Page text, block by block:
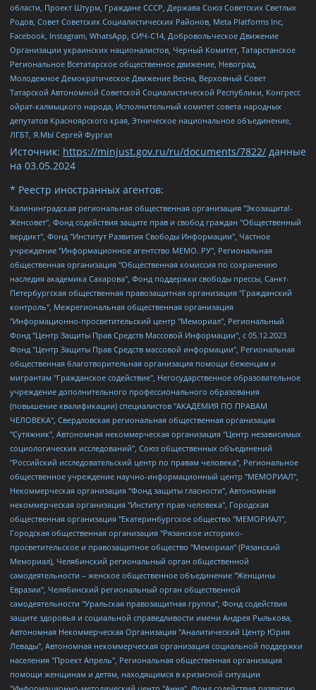
области, Проект Штурм, Граждане СССР, Держава Союз Советских Светлых
Родов, Совет Советских Социалистических Районов, Meta Platforms Inc,
Facebook, Instagram, WhatsApp, СИЧ-С14, Добровольческое Движение
Организации украинских националистов, Черный Комитет, Татарстанское
Региональное Всетатарское общественное движение, Невоград,
Молодежное Демократическое Движение Весна, Верховный Совет
Татарской Автономной Советской Социалистической Республики, Конгресс
ойрат-калмыцкого народа, Исполнительный комитет совета народных
депутатов Красноярского края, Этническое национальное объединение,
ЛГБТ, Я.МЫ Сергей Фургал
Источник: https://minjust.gov.ru/ru/documents/7822/ данные
на 03.05.2024
* Реестр иностранных агентов:
Калининградская региональная общественная организация "Экозащита!-Женсовет", Фонд содействия защите прав и свобод граждан "Общественный вердикт", Фонд "Институт Развития Свободы Информации", Частное учреждение "Информационное агентство МЕМО. РУ", Региональная общественная организация "Общественная комиссия по сохранению наследия академика Сахарова", Фонд поддержки свободы прессы, Санкт-Петербургская общественная правозащитная организация "Гражданский контроль", Межрегиональная общественная организация "Информационно-просветительский центр "Мемориал", Региональный Фонд "Центр Защиты Прав Средств Массовой Информации", с 05.12.2023 Фонд "Центр Защиты Прав Средств массовой информации", Региональная общественная благотворительная организация помощи беженцам и мигрантам "Гражданское содействие", Негосударственное образовательное учреждение дополнительного профессионального образования (повышение квалификации) специалистов "АКАДЕМИЯ ПО ПРАВАМ ЧЕЛОВЕКА", Свердловская региональная общественная организация "Сутяжник", Автономная некоммерческая организация "Центр независимых социологических исследований", Союз общественных объединений "Российский исследовательский центр по правам человека", Региональное общественное учреждение научно-информационный центр "МЕМОРИАЛ", Некоммерческая организация "Фонд защиты гласности", Автономная некоммерческая организация "Институт прав человека", Городская общественная организация "Екатеринбургское общество "МЕМОРИАЛ", Городская общественная организация "Рязанское историко-просветительское и правозащитное общество "Мемориал" (Рязанский Мемориал), Челябинский региональный орган общественной самодеятельности – женское общественное объединение "Женщины Евразии", Челябинский региональный орган общественной самодеятельности "Уральская правозащитная группа", Фонд содействия защите здоровья и социальной справедливости имени Андрея Рылькова, Автономная Некоммерческая Организация "Аналитический Центр Юрия Левады", Автономная некоммерческая организация социальной поддержки населения "Проект Апрель", Региональная общественная организация помощи женщинам и детям, находящимся в кризисной ситуации "Информационно-методический центр "Анна", Фонд содействия развитию массовых коммуникаций и правовому просвещению "Так-так-Так", Фонд содействия устойчивому развитию "Серебряная тайга", Свердловский региональный общественный фонд социальных проектов "Новое время", "Idel.Реалии", Кавказ.Реалии, Крым.Реалии, Телеканал Настоящее Время, Татаро-башкирская служба Радио Свобода (Azatliq Radiosi), Радио Свободная Европа/Радио Свобода (PCE/PC), "Сибирь.Реалии", "Фактограф", Благотворительный фонд помощи осужденным и их семьям, Автономная некоммерческая организация "Институт глобализации и социальных движений", Фонд "В защиту прав заключенных", Частное учреждение "Центр поддержки и содействия развитию средств массовой информации", Пензенский региональный общественный благотворительный фонд "Гражданский союз", "Север.Реалии", Некоммерческая организация Фонд "Правовая инициатива", Общество с ограниченной ответственностью "Радио Свободная Европа/Радио Свобода", Чешское информационное агентство "MEDIUM-ORIENT", Красноярская региональная общественная организация "Мы против СПИДа", Камалягин Денис Николаевич, Маркелов Сергей Евгеньевич, Пономарев Лев Александрович, Савицкая Людмила Алексеевна, Автономная некоммерческая организация "Центр по работе с проблемой насилия "НАСИЛИЮ.НЕТ", Межрегиональный профессиональный союз работников здравоохранения "Альянс врачей", Юридическое лицо, зарегистрированное в Латвийской Республике, SIA "Medusa Project" (регистрационный номер 40103797863, дата регистрации 10.06.2014), Некоммерческая организация "Фонд по борьбе с коррупцией", Автономная некоммерческая организация "Институт права и публичной политики", Баданин Роман Сергеевич, Гликин Максим Александрович, Железнова Мария Михайловна, Лукьянова Юлия Сергеевна, Маетная Елизавета Витальевна, Маняхин Петр Борисович, Чуракова Ольга Владимировна, Ярош Юлия Петровна, Юридическое лицо "The Insider SIA", зарегистрированное в Риге, Латвийская Республика (дата регистрации 26.06.2015), являющееся администратором доменного имени интернет-издания "The Insider SIA", https://theins.ru, Постернак Алексей Евгеньевич, Рубин Михаил Аркадьевич, Анин Роман Александрович, Юридическое лицо Istories fonds, зарегистрированное в Латвийской Республике (регистрационный номер 50008295751, дата регистрации 24.02.2020), Великовский Дмитрий Александрович, Долинина Ирина Николаевна, Мароховская Алеся Алексеевна, Шлейнов Роман Юрьевич, Шмагун Олеся Валентиновна, Общество с ограниченной ответственностью "Альтаир 2021", Общество с ограниченной ответственностью "Вега 2021", Общество с ограниченной ответственностью "Главный редактор 2021", Общество с ограниченной ответственностью "Ромашки монолит", Важенков Артем Валерьевич, Ивановская областная общественная организация "Центр гендерных исследований", Гурман Юрий Альбертович, Медиапроект "ОВД-Инфо", Егоров Владимир Владимирович, Жилинский Владимир Александрович, Общество с ограниченной ответственностью "ЗП", Иванова София Юрьевна, Карезина Инна Павловна, Кильтау Екатерина Викторовна, Петров Алексей Викторович, Пискунов Сергей Евгеньевич, Смирнов Сергей Сергеевич, Тихонов Михаил Сергеевич, Общество с ограниченной ответственностью "ЖУРНАЛИСТ-ИНОСТРАННЫЙ АГЕНТ", Арапова Галина Юрьевна, Вольтская Татьяна Анатольевна, Американская компания "Mason G.E.S. Anonymous Foundation" (США), являющаяся владельцем интернет-издания https://mnews.world/, Компания "Stichting Bellingcat", зарегистрированная в Нидерландах (дата регистрации 11.07.2018), Захаров Андрей Вячеславович, Клепиковская Екатерина Дмитриевна, Общество с ограниченной ответственностью "МЕМО", Перл Роман Александрович, Симонов Евгений Алексеевич, Соловьева Елена Анатольевна, Сотников Даниил Владимирович, Сурначева Елизавета Дмитриевна, Автономная некоммерческая организация по защите прав человека и информированию населения "Якутия – Наше Мнение", Общество с ограниченной ответственностью "Москоу диджитал медиа", с 26.01.2023 Общество с ограниченной ответственностью "Чайка Белые сады", Ветошкина Валерия Валерьевна, Заговора Максим Александрович, Межрегиональное общественное движение "Российская ЛГБТ - сеть", Оленичев Максим Владимирович, Павлов Иван Юрьевич, Скворцова Елена Сергеевна, Общество с ограниченной ответственностью "Как бы инагент", Кочетков Игорь Викторович, Общество с ограниченной ответственностью "Честные выборы", Еланчик Олег Александрович, Общество с ограниченной ответственностью "Нобелевский призыв", Гималова Регина Эмилевна, Григорьев Андрей Валерьевич, Григорьева Алина Александровна, Ассоциация по содействию защите прав призывников, альтернативнослужащих и военнослужащих "Правозащитная группа "Гражданин.Армия.Право", Хисамова Регина Фаритовна, Автономная некоммерческая организация по реализации социально-правовых программ "Лилит", Дальневосточное общественное движение "Маяк", Санкт-Петербургская ЛГБТ-инициативная группа "Выход", Инициативная группа ЛГБТ+ "Реверс", Алексеев Андрей Викторович, Бекбулатова Таисия Львовна, Беляев Иван Михайлович, Владыкина Елена Сергеевна, Гельман Марат Александрович, Никульшина Вероника Юрьевна, Толоконникова Надежда Андреевна, Шендерович Виктор Анатольевич, Общество с ограниченной ответственностью "Данное сообщение", Общество с ограниченной ответственностью Издательский дом "Новая глава", Айнбиндер Александра Александровна, Московский комьюнити-центр для ЛГБТ+инициатив, Благотворительный фонд развития филантропии, Deutsche Welle (Германия, Kurt-Schumacher-Strasse 3, 53113 Bonn), Борзунова Мария Михайловна, Воробьев Виктор Викторович, Голубева Анна Львовна, Константинова Алла Михайловна, Малкова Ирина Владимировна, Мурадов Мурад Абдулгалимович, Осетинская Елизавета Николаевна, Понасенков Евгений Николаевич, Ганапольский Матвей Юрьевич, Киселев Евгений Алексеевич, Борухович Ирина Григорьевна, Дремин Иван Тимофеевич, Дубровский Дмитрий Викторович, Красноярская региональная общественная организация поддержки и развития альтернативных образовательных технологий и межкультурных коммуникаций "ИНТЕРРА", Маяковская Екатерина Алексеевна, Фейгин Марк Захарович, Филимонов Андрей Викторович, Дзугкоева Регина Николаевна, Доброхотов Роман Александрович, Дудь Юрий Александрович, Елкин Сергей Владимирович, Кругликов Кирилл Игоревич, Сабунаева Мария Леонидовна, Семенов Алексей Владимирович, Шаинян Карен Багратович, Шульман Екатерина Михайловна, Асафьев Артур Валерьевич, Вахштайн Виктор Семенович, Венедиктов Алексей Алексеевич, Лушникова Екатерина Евгеньевна, Волков Леонид Михайлович, Невзоров Александр Глебович, Пархоменко Сергей Борисович, Сироткин Ярослав Николаевич, Кара-Мурза Владимир Владимирович, Баранова Наталья Владимировна, Гозман Леонид Яковлевич, Кагарлицкий Борис Юльевич, Климарев Михаил Валерьевич, Милов Владимир Станиславович, Автономная некоммерческая организация Краснодарский центр современного искусства "Типография", Моргенштерн Алишер Тагирович, Соболь Любовь Эдуардовна, Общество с ограниченной ответственностью "ЛИЗА НОРМ", Каспаров Гарри Кимович, Ходорковский Михаил Борисович, Общество с ограниченной ответственностью "Апрельские тезисы", Данилович Ирина Брониславовна, Кашин Олег Владимирович, Петров Николай Владимирович, Пивоваров Алексей Владимирович, Соколов Михаил Владимирович, Цветкова Юлия Владимировна, Чичваркин Евгений Александрович, Комитет против пыток/Команда против пыток, Общество с ограниченной ответственностью "Первый научный", Общество с ограниченной ответственностью "Вертолет и ко", Белоцерковская Вероника Борисовна, Кац Максим Евгеньевич, Лазарева Татьяна Юрьевна, Шаведдинов Руслан Табризович, Яшин Илья Валерьевич, Общество с ограниченной ответственностью "Иноагент ААВ", Алешковский Дмитрий Петрович, Альбац Евгения Марковна, Быков Дмитрий Львович, Галямина Юлия Евгеньевна, Лойко Сергей Леонидович, Мартынов Кирилл Константинович, Медведев Сергей Александрович, Крашенинников Федор Геннадиевич, Гордеева Катерина Вл